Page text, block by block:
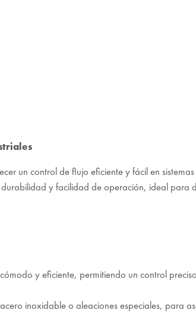
un control de flujo eficiente y fácil en
y facilidad de operación, ideal para
y eficiente, permitiendo un control
inoxidable o aleaciones especiales, para